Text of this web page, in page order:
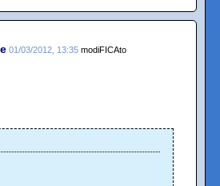
01/03/2012, 13:35 modiFICAto